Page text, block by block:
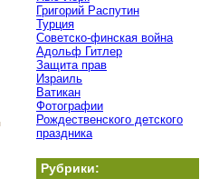
Григорий Распутин
Турция
Советско-финская война
Адольф Гитлер
Защита прав
Израиль
Ватикан
Фотографии
Рождественского детского
праздника
Рубрики: